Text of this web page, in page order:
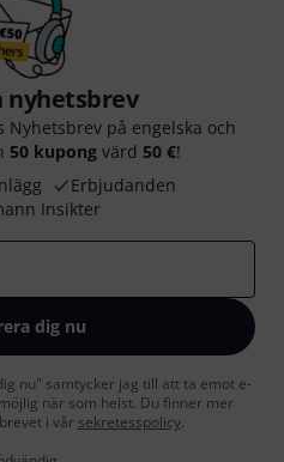
nyhetsbrev
på engelska och
50 kupong värd 50 €!
Erbjudanden
Insikter
dig nu
nu" samtycker jag till att ta emot e-
när som helst. Du finner mer
i vår sekretesspolicy.